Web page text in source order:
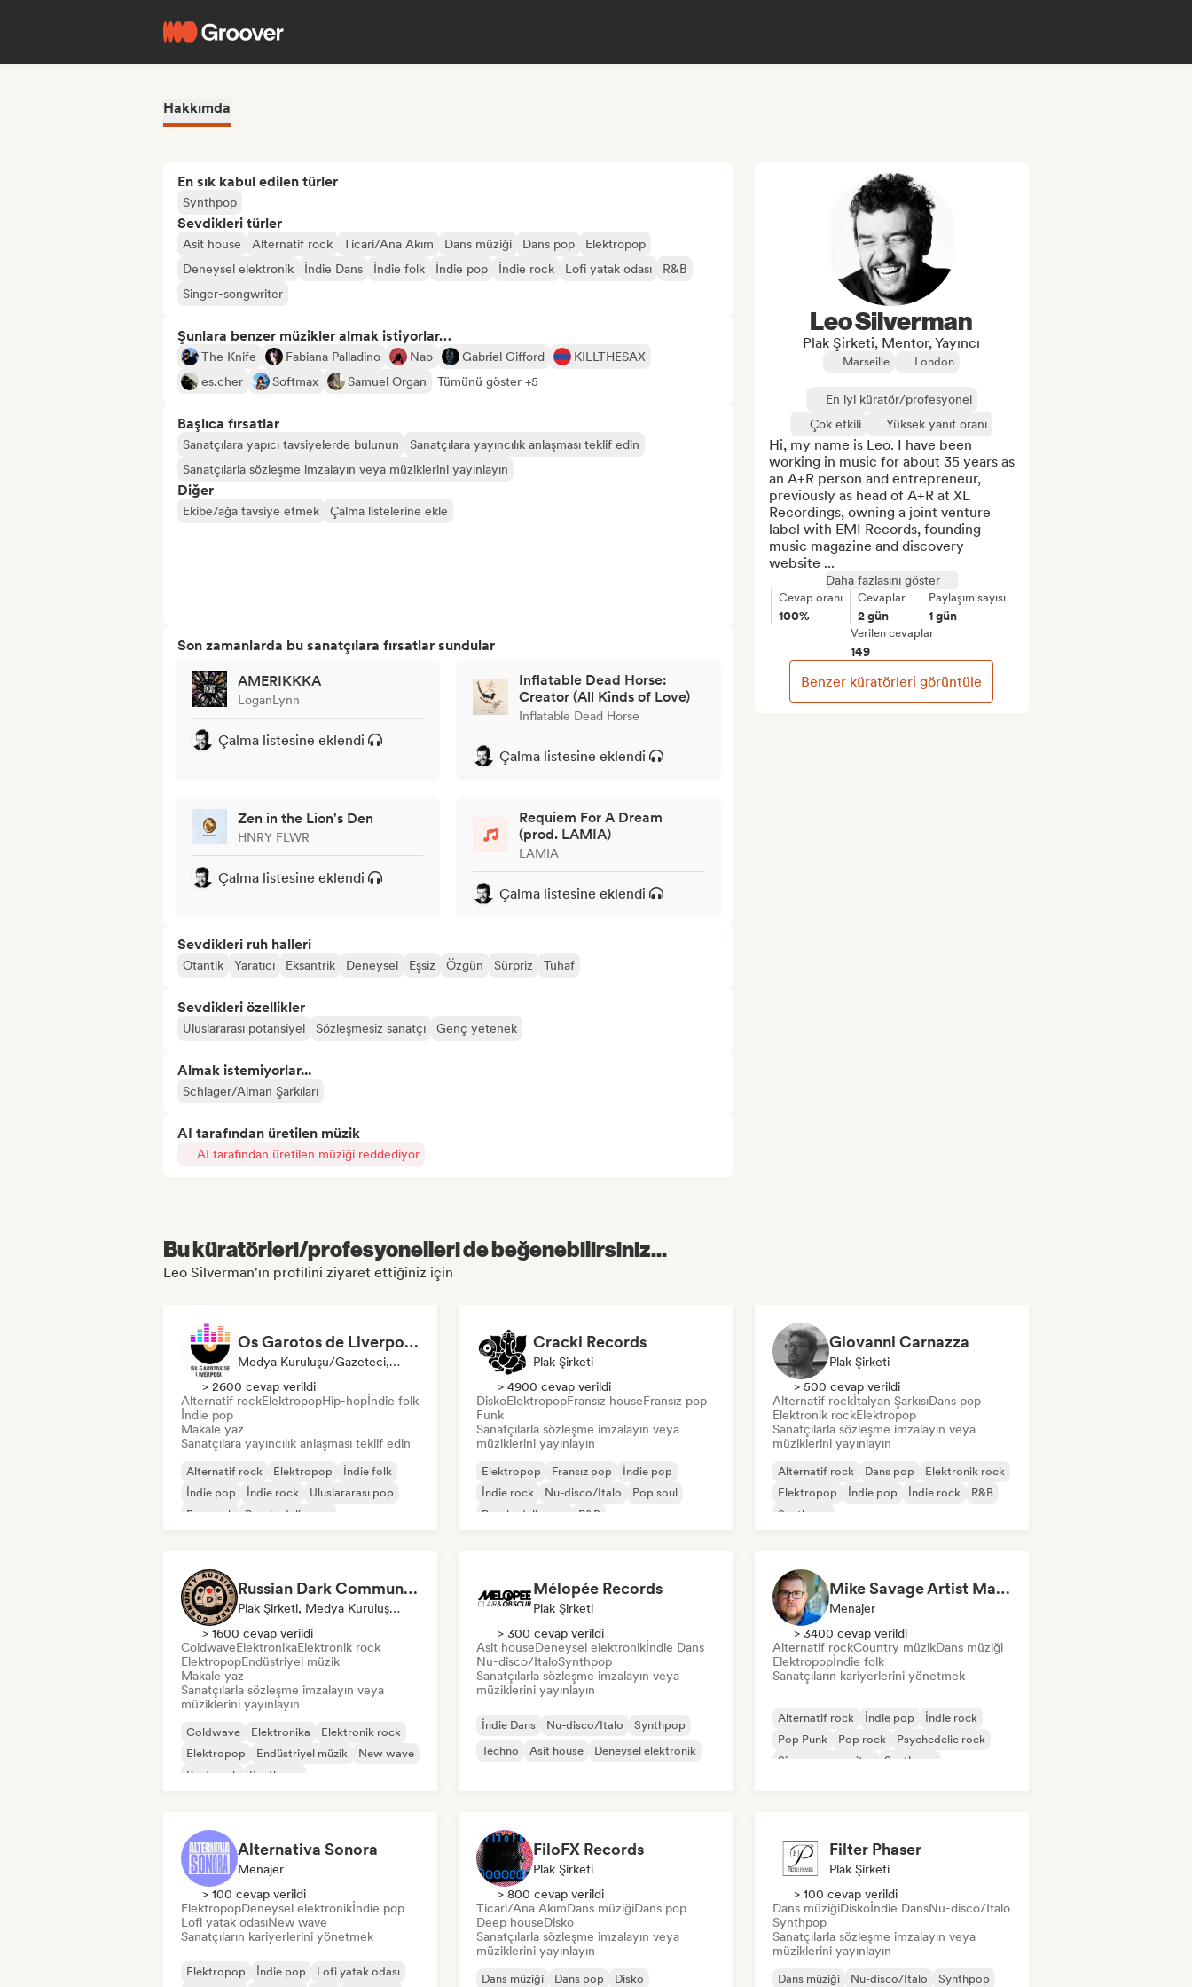
Hakkımda
En sık kabul edilen türler
Synthpop
Sevdikleri türler
Asit house Alternatif rock Ticari/Ana Akım Dans müziği Dans pop
Elektropop
Deneysel elektronik
İndie Dans İndie folk İndie pop İndie rock Lofi yatak odası
R&B
Singer-songwriter
Şunlara benzer müzikler almak istiyorlar…
The Knife Fabiana Palladino Nao Gabriel Gifford
KILLTHESAX
es.cher
Softmax Samuel Organ Tümünü göster +5
Başlıca fırsatlar
Sanatçılara yapıcı tavsiyelerde bulunun
Sanatçılara yayıncılık anlaşması teklif edin
Sanatçılarla sözleşme imzalayın veya müziklerini yayınlayın
Diğer
Ekibe/ağa tavsiye etmek Çalma listelerine ekle
Son zamanlarda bu sanatçılara fırsatlar sundular
AMERIKKKA
LoganLynn
Çalma listesine eklendi
Inflatable Dead Horse:
Creator (All Kinds of Love)
Inflatable Dead Horse
Çalma listesine eklendi
Zen in the Lion's Den
HNRY FLWR
Çalma listesine eklendi
Requiem For A Dream
(prod. LAMIA)
LAMIA
Çalma listesine eklendi
Sevdikleri ruh halleri
Otantik Yaratıcı Eksantrik Deneysel Eşsiz Özgün Sürpriz Tuhaf
Sevdikleri özellikler
Uluslararası potansiyel Sözleşmesiz sanatçı Genç yetenek
Almak istemiyorlar...
Schlager/Alman Şarkıları
AI tarafından üretilen müzik
AI tarafından üretilen müziği reddediyor
Leo Silverman
Plak Şirketi, Mentor, Yayıncı
Marseille London
En iyi küratör/profesyonel
Çok etkili
Yüksek yanıt oranı
Hi, my name is Leo. I have been
working in music for about 35 years as
an A+R person and entrepreneur,
previously as head of A+R at XL
Recordings, owning a joint venture
label with EMI Records, founding
music magazine and discovery
website ...
Daha fazlasını göster
Cevap oranı
100%
Cevaplar
2 gün
Paylaşım sayısı
1 gün
Verilen cevaplar
149
Benzer küratörleri görüntüle
Bu küratörleri/profesyonelleri de beğenebilirsiniz...
Leo Silverman'ın profilini ziyaret ettiğiniz için
Os Garotos de Liverpool - Tudo Sobre Música
Medya Kuruluşu/Gazeteci, Yayıncı
> 2600 cevap verildi
Alternatif rockElektropopHip-hopİndie folk
İndie pop
Makale yaz
Sanatçılara yayıncılık anlaşması teklif edin
Alternatif rock Elektropop
İndie folk
İndie pop
İndie rock
Uluslararası pop
Pop rock
Psychedelic pop
Cracki Records
Plak Şirketi
> 4900 cevap verildi
DiskoElektropopFransız houseFransız pop
Funk
Sanatçılarla sözleşme imzalayın veya
müziklerini yayınlayın
Elektropop Fransız pop
İndie pop
İndie rock
Nu-disco/Italo
Pop soul
Psychedelic pop
R&B
Giovanni Carnazza
Plak Şirketi
> 500 cevap verildi
Alternatif rockİtalyan ŞarkısıDans pop
Elektronik rockElektropop
Sanatçılarla sözleşme imzalayın veya
müziklerini yayınlayın
Alternatif rock Dans pop
Elektronik rock
Elektropop
İndie pop İndie rock
R&B
Synthpop
Russian Dark Community
Plak Şirketi, Medya Kuruluşu/Gazeteci
> 1600 cevap verildi
ColdwaveElektronikaElektronik rock
ElektropopEndüstriyel müzik
Makale yaz
Sanatçılarla sözleşme imzalayın veya
müziklerini yayınlayın
Coldwave Elektronika
Elektronik rock
Elektropop
Endüstriyel müzik
New wave
Post punk
Synthpop
Mélopée Records
Plak Şirketi
> 300 cevap verildi
Asit houseDeneysel elektronikİndie Dans
Nu-disco/ItaloSynthpop
Sanatçılarla sözleşme imzalayın veya
müziklerini yayınlayın
İndie Dans Nu-disco/Italo
Synthpop
Techno
Asit house Deneysel elektronik
Mike Savage Artist Management Inc
Menajer
> 3400 cevap verildi
Alternatif rockCountry müzikDans müziği
Elektropopİndie folk
Sanatçıların kariyerlerini yönetmek
Alternatif rock İndie pop
İndie rock
Pop Punk
Pop rock
Psychedelic rock
Singer-songwriter
Synthpop
Alternativa Sonora
Menajer
> 100 cevap verildi
ElektropopDeneysel elektronikİndie pop
Lofi yatak odasıNew wave
Sanatçıların kariyerlerini yönetmek
Elektropop İndie pop
Lofi yatak odası
FiloFX Records
Plak Şirketi
> 800 cevap verildi
Ticari/Ana AkımDans müziğiDans pop
Deep houseDisko
Sanatçılarla sözleşme imzalayın veya
müziklerini yayınlayın
Dans müziği Dans pop Disko
Filter Phaser
Plak Şirketi
> 100 cevap verildi
Dans müziğiDiskoİndie DansNu-disco/Italo
Synthpop
Sanatçılarla sözleşme imzalayın veya
müziklerini yayınlayın
Dans müziği Nu-disco/Italo Synthpop